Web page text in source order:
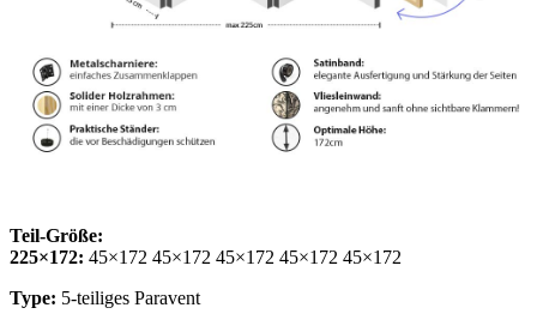
Teil-Größe:
225×172: 45×172 45×172 45×172 45×172 45×172
Type: 5-teiliges Paravent